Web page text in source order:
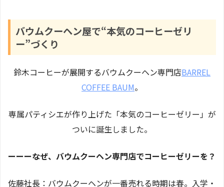
バウムクーヘン屋で“本気のコーヒーゼリ
ー”づくり
鈴木コーヒーが展開するバウムクーヘン専門店BARREL
COFFEE BAUM。
専属パティシエが作り上げた「本気のコーヒーゼリー」が
ついに誕生しました。
ーーーなぜ、バウムクーヘン専門店でコーヒーゼリーを？
佐藤社長：バウムクーヘンが一番売れる時期は春。入学・